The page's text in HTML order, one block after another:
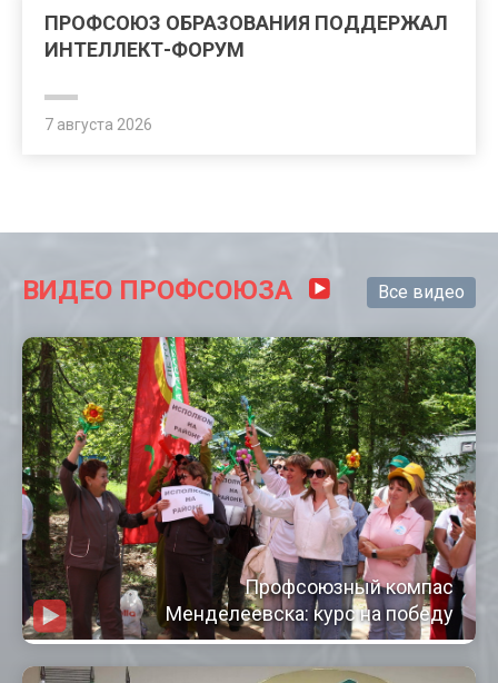
ПРОФСОЮЗ ОБРАЗОВАНИЯ ПОДДЕРЖАЛ
ИНТЕЛЛЕКТ-ФОРУМ
7 августа 2026
ВИДЕО ПРОФСОЮЗА Все видео
Профсоюзный компас
Менделеевска: курс на победу